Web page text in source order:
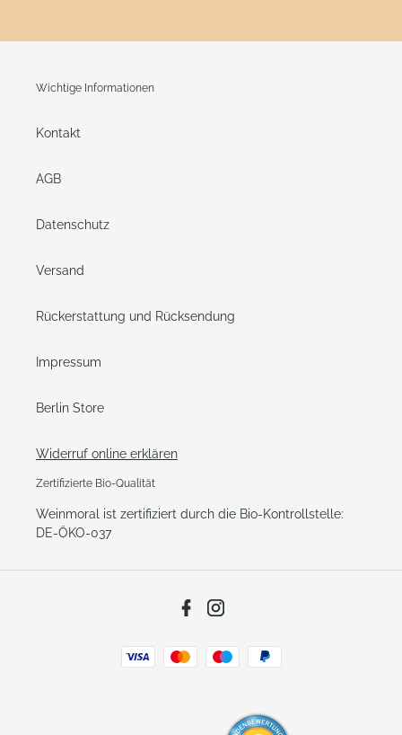
Wichtige Informationen
Kontakt
AGB
Datenschutz
Versand
Rückerstattung und Rücksendung
Impressum
Berlin Store
Widerruf online erklären
Zertifizierte Bio-Qualität
Weinmoral ist zertifiziert durch die Bio-Kontrollstelle:
DE-ÖKO-037
Facebook
Zahlungsarten